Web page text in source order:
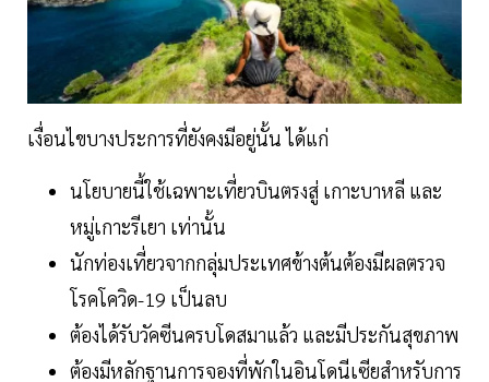
เงื่อนไขบางประการที่ยังคงมีอยู่นั้น ได้แก่
นโยบายนี้ใช้เฉพาะเที่ยวบินตรงสู่ เกาะบาหลี และ
หมู่เกาะรีเยา เท่านั้น
นักท่องเที่ยวจากกลุ่มประเทศข้างต้นต้องมีผลตรวจ
โรคโควิด-19 เป็นลบ
ต้องได้รับวัคซีนครบโดสมาแล้ว และมีประกันสุขภาพ
ต้องมีหลักฐานการจองที่พักในอินโดนีเซียสำหรับการ